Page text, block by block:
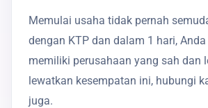
Memulai usaha tidak pernah
dengan KTP dan dalam 1 hari,
memiliki perusahaan yang sah dan
lewatkan kesempatan ini, hubungi
juga.